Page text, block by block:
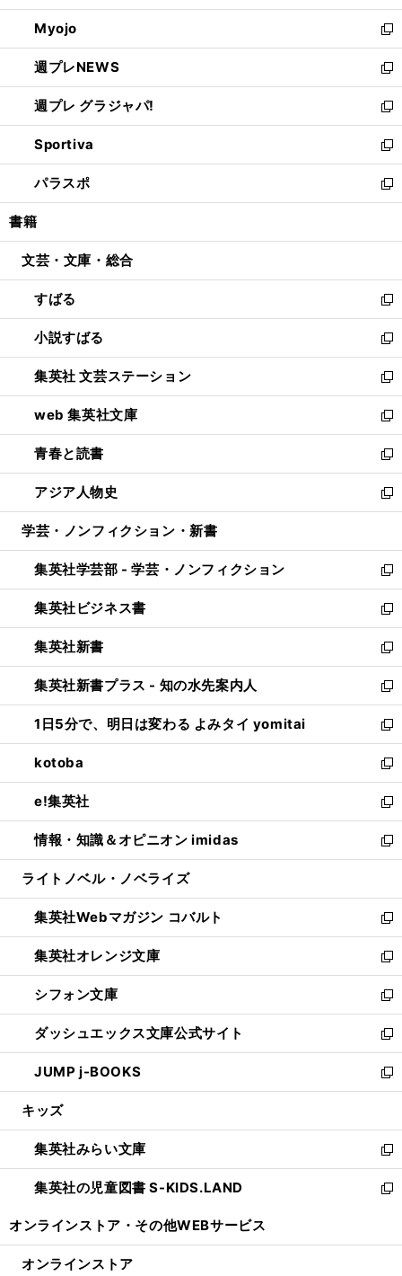
開
く
ウ
で
開
く
ン
ド
ウ
で
開
く
ウ
ィ
ン
ド
ウ
で
開
く
Myojo
新
し
い
ウ
ィ
ン
ド
ウ
で
開
週プレNEWS
新
し
い
ウ
ィ
ン
ド
ウ
開
週プレ グラジャパ!
新
し
い
ウ
ィ
ン
ウ
開
く
Sportiva
新
し
い
ウ
ン
ウ
で
開
く
パラスポ
新
し
ウ
ン
ド
ウ
で
開
く
書籍
文芸・文庫・総合
すばる
新
し
い
ウ
ィ
ン
ド
ウ
で
開
く
小説すばる
新
し
い
ウ
ィ
ン
ド
ウ
で
開
集英社 文芸ステーション
新
し
い
ウ
ィ
ン
ド
ウ
開
く
web 集英社文庫
新
し
い
ウ
ィ
ン
ウ
で
開
く
青春と読書
新
し
い
ウ
ン
ド
ウ
で
開
く
アジア人物史
新
し
ウ
ィ
ン
ド
ウ
で
開
く
学芸・ノンフィクション・新書
集英社学芸部 - 学芸・ノンフィクション
新
し
い
ウ
ィ
ン
ド
ウ
で
開
く
集英社ビジネス書
新
し
い
ウ
ィ
ン
ド
ウ
で
開
く
集英社新書
新
し
い
ウ
ィ
ン
ド
ウ
で
開
く
集英社新書プラス - 知の水先案内人
新
し
い
ウ
ィ
ン
ド
ウ
で
開
1日5分で、明日は変わる よみタイ yomitai
新
し
い
ウ
ィ
ン
ド
ウ
開
く
kotoba
新
し
い
ウ
ィ
ン
ウ
で
開
く
e!集英社
新
し
い
ウ
ン
ド
ウ
で
開
く
情報・知識＆オピニオン imidas
新
し
ウ
ィ
ン
ド
ウ
で
開
く
ライトノベル・ノベライズ
集英社Webマガジン コバルト
新
し
い
ウ
ィ
ン
ド
ウ
で
開
集英社オレンジ文庫
新
し
い
ウ
ィ
ン
ド
ウ
開
く
シフォン文庫
新
し
い
ウ
ィ
ン
ウ
で
開
く
ダッシュエックス文庫公式サイト
新
し
い
ウ
ン
ド
ウ
で
JUMP j-BOOKS
新
し
ウ
ィ
ン
ド
開
キッズ
集英社みらい文庫
新
し
い
ン
集英社の児童図書 S-KIDS.LAND
新
ウ
オンラインストア・ その他WEBサービス
オンラインストア